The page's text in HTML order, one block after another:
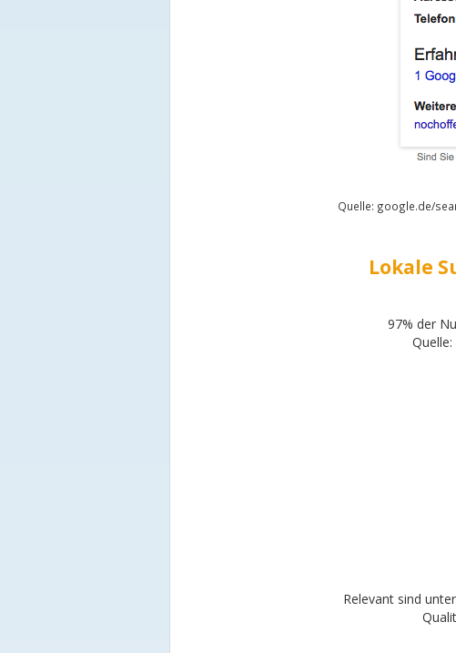
Quelle: google.de/
Lokale
97% der
Quelle:
Relevant sind